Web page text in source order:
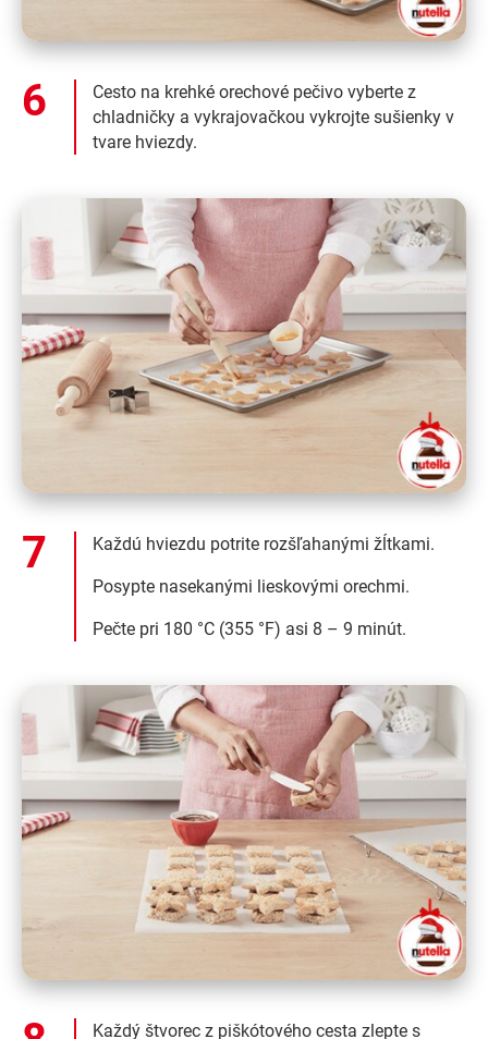
Cesto na krehké orechové pečivo vyberte z
chladničky a vykrajovačkou vykrojte sušienky v
tvare hviezdy.
Každú hviezdu potrite rozšľahanými žĺtkami.
Posypte nasekanými lieskovými orechmi.
Pečte pri 180 °C (355 °F) asi 8 – 9 minút.
Každý štvorec z piškótového cesta zlepte s